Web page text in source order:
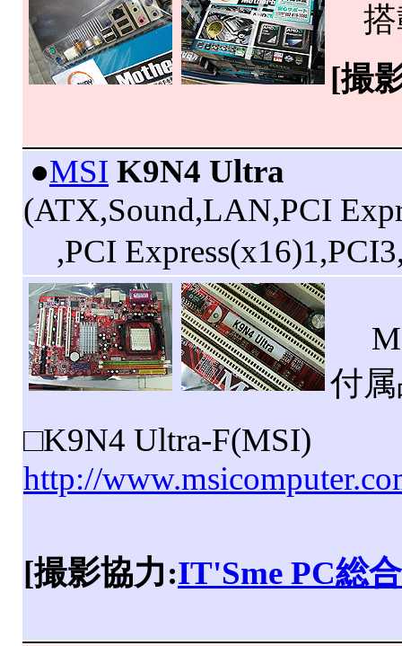
搭
[撮
●MSI K9N4 Ultra
(ATX,Sound,LAN,PCI
,PCI
付
□K9N4 Ultra-F(MSI)
http://
[撮影協力:IT'Sme PC総